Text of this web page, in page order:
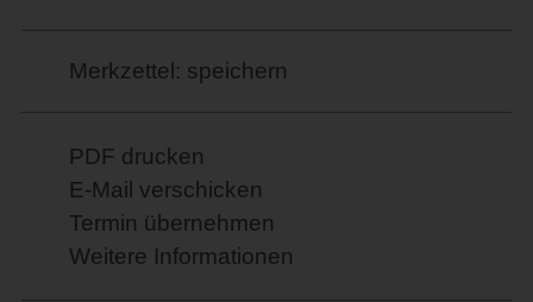
Merkzettel: speichern
PDF drucken
E-Mail verschicken
Termin übernehmen
Weitere Informationen